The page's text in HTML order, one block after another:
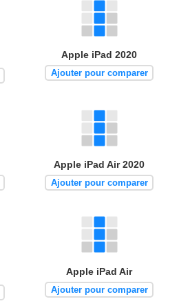
Apple iPad 2020
Ajouter pour comparer
Apple iPad Air 2020
Ajouter pour comparer
Apple iPad Air
Ajouter pour comparer